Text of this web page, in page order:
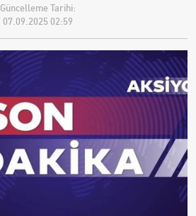
Güncelleme Tarihi:
07.09.2025 02:59